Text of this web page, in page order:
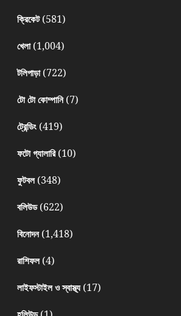
ক্রিকেট(581)
খেলা(1,004)
টলিপাড়া(722)
টো টো কোম্পানি(7)
ট্রেন্ডিং(419)
ফটো গ্যালারি(10)
ফুটবল(348)
বলিউড(622)
বিনোদন(1,418)
রাশিফল(4)
লাইফস্টাইল ও স্বাস্থ্য(17)